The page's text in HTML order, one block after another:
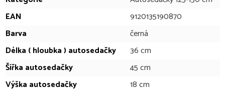
zajistí, že vaše dítě bude bezpečně sedět a cítit se pohodlně i na
delších cestách. Kompaktní a lehký design podsedáku Basic
usnadňuje přesun z jednoho auta do druhého nebo jeho uložení
v autě, když se nepoužívá.
V bodech:
EAN
9120135190870
Barva
černá
Délka ( hloubka ) autosedačky
36 cm
Šířka autosedačky
45 cm
Výška autosedačky
18 cm